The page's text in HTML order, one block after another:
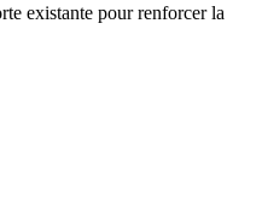
existante pour renforcer la